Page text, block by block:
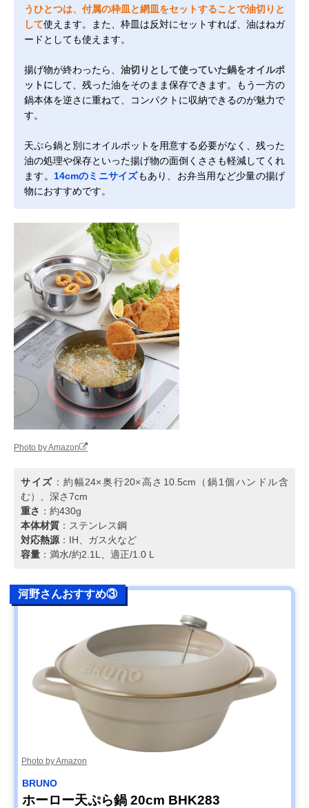
うひとつは、付属の枠皿と網皿をセットすることで油切りと
して使えます。また、枠皿は反対にセットすれば、油はねガ
ードとしても使えます。
揚げ物が終わったら、 油切りとして使っていた鍋をオイルポ
ットに して、残った油をそのまま保存できます。もう一方の
鍋本体を逆さに重ねて、コンパクトに収納できるのが魅力で
す。
天ぷら鍋と別にオイルポットを用意する必要がなく、残った
油の処理や保存といった揚げ物の面倒くささも軽減してくれ
ます。 14cmのミニサイズもあり、お弁当用など少量の揚げ
物におすすめです。
Photo by Amazon
サイズ ：約幅24×奥行20×高さ10.5cm（鍋1個ハンドル含
む）、深さ7cm
重さ ：約430g
本体材質 ：ステンレス鋼
対応熱源 ：IH、ガス火など
容量 ：満水/約2.1L、適正/1.0 L
河野さんおすすめ③
Photo by Amazon
BRUNO
ホーロー天ぷら鍋 20cm BHK283